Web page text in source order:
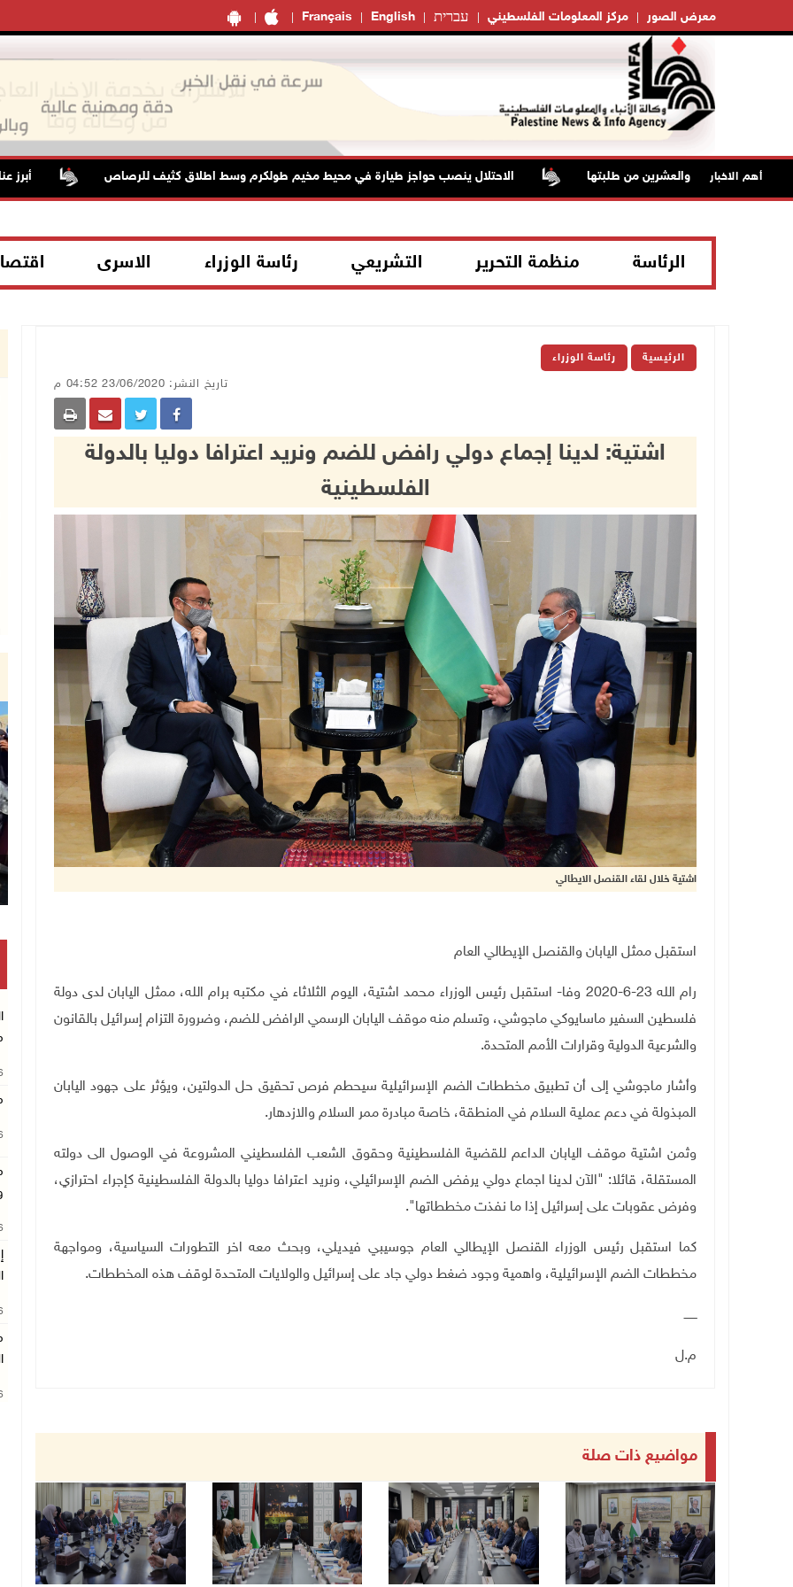
Français English עברית مركز المعلومات الفلسطيني معرض الصور
أهم الاخبار
الفوج الثالث والعشرين من طلبتها الاحتلال ينصب حواجز طيارة في محيط مخيم طولكرم وسط اطلاق كثيف للرصاص أبرز
الرئاسة منظمة التحرير التشريعي رئاسة الوزراء الاسرى
الرئيسية رئاسة الوزراء
تاريخ النشر: 23/06/2020 04:52 م
اشتية: لدينا إجماع دولي رافض للضم ونريد اعترافا دوليا بالدولة
الفلسطينية
اشتية خلال لقاء القنصل الايطالي
استقبل ممثل اليابان والقنصل الإيطالي العام
رام الله 23-6-2020 وفا- استقبل رئيس الوزراء محمد اشتية، اليوم الثلاثاء في مكتبه برام الله، ممثل اليابان لدى دولة
فلسطين السفير ماسايوكي ماجوشي، وتسلم منه موقف اليابان الرسمي الرافض للضم، وضرورة التزام إسرائيل بالقانون
والشرعية الدولية وقرارات الأمم المتحدة.
وأشار ماجوشي إلى أن تطبيق مخططات الضم الإسرائيلية سيحطم فرص تحقيق حل الدولتين، ويؤثر على جهود اليابان
المبذولة في دعم عملية السلام في المنطقة، خاصة مبادرة ممر السلام والازدهار.
وثمن اشتية موقف اليابان الداعم للقضية الفلسطينية وحقوق الشعب الفلسطيني المشروعة في الوصول الى دولته
المستقلة، قائلا: "الآن لدينا اجماع دولي يرفض الضم الإسرائيلي، ونريد اعترافا دوليا بالدولة الفلسطينية كإجراء احترازي،
وفرض عقوبات على إسرائيل إذا ما نفذت مخططاتها".
كما استقبل رئيس الوزراء القنصل الإيطالي العام جوسيبي فيديلي، وبحث معه اخر التطورات السياسية، ومواجهة
مخططات الضم الإسرائيلية، واهمية وجود ضغط دولي جاد على إسرائيل والولايات المتحدة لوقف هذه المخططات.
ـــــــ
م.ل
مواضيع ذات صلة